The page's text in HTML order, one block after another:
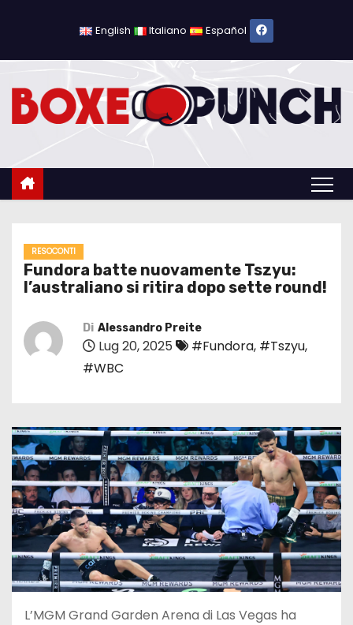
c
English Italiano Español
RESOCONTI
Fundora batte nuovamente Tszyu:
l’australiano si ritira dopo sette round!
Di Alessandro Preite
Lug 20, 2025 #Fundora, #Tszyu,
#WBC
L’MGM Grand Garden Arena di Las Vegas ha